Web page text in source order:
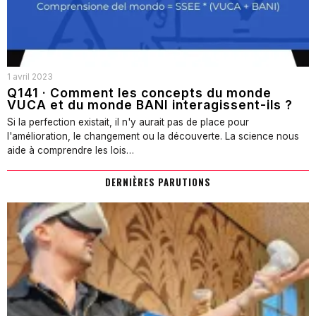
1 avril 2023
Q141 · Comment les concepts du monde
VUCA et du monde BANI interagissent-ils ?
Si la perfection existait, il n'y aurait pas de place pour
l'amélioration, le changement ou la découverte. La science nous
aide à comprendre les lois…
DERNIÈRES PARUTIONS